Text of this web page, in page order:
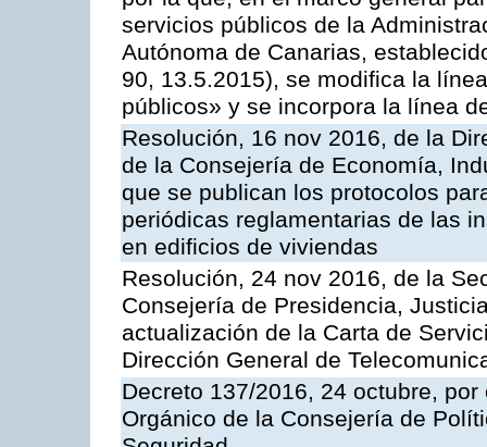
servicios públicos de la
Autónoma de Canarias,
90, 13.5.2015), se modifica la
públicos» y se incorpora la línea
Resolución, 16 nov 2016, de la
de la Consejería de Economía,
que se publican los protocolos
periódicas reglamentarias de las
en edificios de viviendas
Resolución, 24 nov 2016, de la
Consejería de Presidencia,
actualización de la Carta de
Dirección General de
Decreto 137/2016, 24 octubre,
Orgánico de la Consejería de